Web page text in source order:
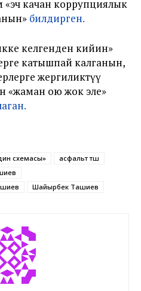
«эч качан коррупциялык
билдирген.
келгенден кийин»
катышпай калганын,
жергиликтүү
«жаман ою жок эле»
схемасы»
асфальт төшөө
Шайырбек Ташиев